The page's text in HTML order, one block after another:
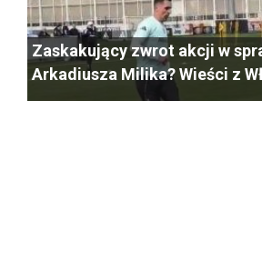
Zaskakujący zwrot akcji w
Arkadiusza Milika? Wieści z